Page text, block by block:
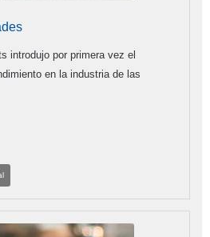
introdujo por primera vez el
en la industria de las